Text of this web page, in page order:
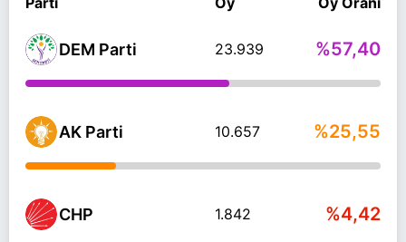
DEM Parti 23.939 %57,40
AK Parti 10.657 %25,55
CHP 1.842 %4,42